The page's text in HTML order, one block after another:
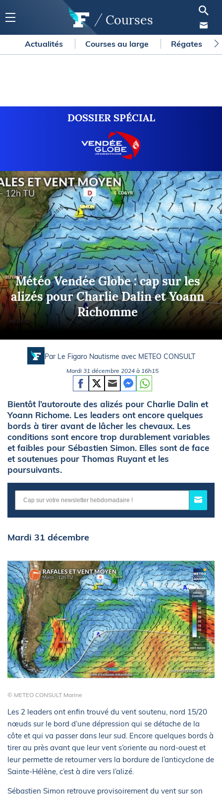
Courses
Actualités Courses au large Régates
DOSSIER SPÉCIAL
Météo Vendée Globe : cap sur les
alizés pour Charlie Dalin et Yoann
Richomme
Par Le Figaro Nautisme avec METEO CONSULT
Mardi 31 décembre 2024 à 16h15
Bientôt l’autoroute des alizés pour Charlie Dalin et
Yoann Richome. Les leaders ont encore quelques
bords à tirer avant de lâcher les chevaux. Les
conditions sont encore trop durablement variables
et faibles pour Sébastien Simon. Elles sont de face
et soutenues pour Thomas Ruyant et les
poursuivants.
Mardi 31 décembre
© METEO CONSULT Marine
Les 2 leaders ont enfin trouvé du vent soutenu, nord 15/20
nœuds sur le bord d’une dépression qui se détache de la
côte et qui va passer dans leur sud. Encore quelques bords à
tirer au près avant que leur vent s’oriente au nord-ouest et
leur permette de retourner vers la bordure de l’anticyclone de
Sainte-Hélène, c’est à dire vers l’alizé.
Sébastien Simon retrouve provisoirement du vent sur son